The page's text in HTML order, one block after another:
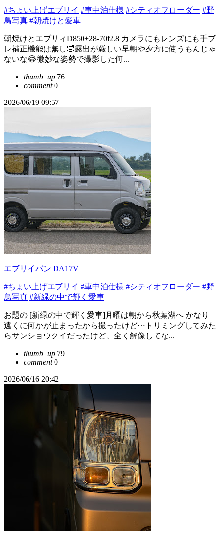
#ちょい上げエブリイ #車中泊仕様 #シティオフローダー #野
鳥写真 #朝焼けと愛車
朝焼けとエブリィD850+28-70f2.8 カメラにもレンズにも手ブ
レ補正機能は無し🤣露出が厳しい早朝や夕方に使うもんじゃ
ないな😂微妙な姿勢で撮影した何...
thumb_up 76
comment0
2026/06/19 09:57
エブリイバン DA17V
#ちょい上げエブリイ #車中泊仕様 #シティオフローダー #野
鳥写真 #新緑の中で輝く愛車
お題の [新緑の中で輝く愛車]月曜は朝から秋葉湖へ かなり
遠くに何かが止まったから撮ったけど⋯トリミングしてみた
らサンショウクイだったけど、全く解像してな...
thumb_up 79
comment0
2026/06/16 20:42